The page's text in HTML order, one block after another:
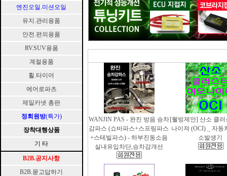
엔진오일.미션오일
유지.관리용품
안전.편의용품
RV.SUV용품
계절용품
휠.타이어
에어로파츠
제일카넷 총판
정회원방(특가)
장착대행상품
기 타
B2B.공지사항
B2B.묻고답하기
WANJIN PAS - 완진 방음 승차
감파스 (쇼바파스+스프링파스
+스테빌파스) - 하부진동소음
실내유입차단,승차감개선
[웰빙제안] 산소 클
나이져 (OCI) _ 자동
소발생기